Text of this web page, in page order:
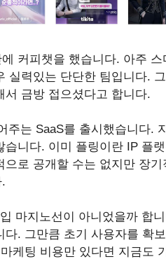
커피챗을 했습니다. 아주
실력있는 단단한 팀입니다.
서 금방 접으셨다고 합니다.
주는 SaaS를 출시했습니다.
니다. 이미 플링이란 IP 플
로 공개할 수는 없지만 장
마지노선이 아니었을까 합
. 그만큼 초기 사용자를 확
케팅 비용만 있다면 지금도